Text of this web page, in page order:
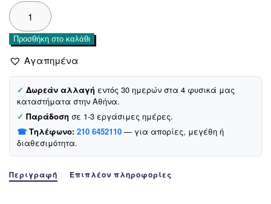
Aydino
αντιανεμικό
μπουφάν
με
κουκούλα
«Fuchsia
Meow»
ποσότητα
Προσθήκη στο καλάθι
Αγαπημένα
✓ Δωρεάν αλλαγή εντός 30 ημερών στα 4 φυσικά μας
καταστήματα στην Αθήνα.
✓ Παράδοση σε 1-3 εργάσιμες ημέρες.
☎ Τηλέφωνο: 210 6452110 — για απορίες, μεγέθη ή
διαθεσιμότητα.
Περιγραφή Επιπλέον πληροφορίες